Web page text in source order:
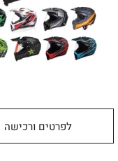
לפרטים ורכישה